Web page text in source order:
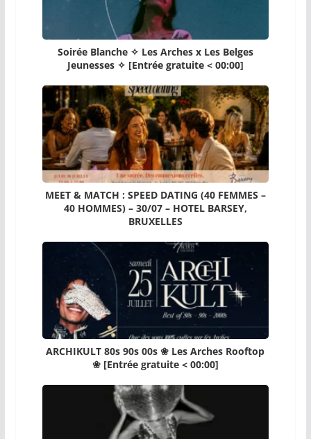
Soirée Blanche ✧ Les Arches x Les Belges
Jeunesses ✧ [Entrée gratuite < 00:00]
MEET & MATCH : SPEED DATING (40 FEMMES –
40 HOMMES) – 30/07 – HOTEL BARSEY,
BRUXELLES
ARCHIKULT 80s 90s 00s ❀ Les Arches Rooftop
❀ [Entrée gratuite < 00:00]